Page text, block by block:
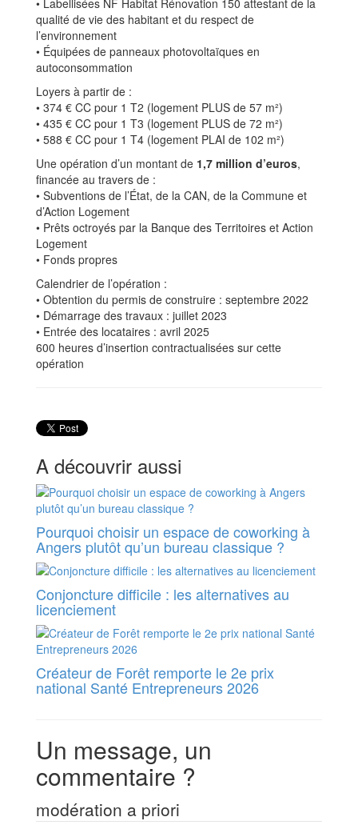
• Labellisées NF Habitat Rénovation 150 attestant de la
qualité de vie des habitant et du respect de
l’environnement
• Équipées de panneaux photovoltaïques en
autoconsommation
Loyers à partir de :
• 374 € CC pour 1 T2 (logement PLUS de 57 m²)
• 435 € CC pour 1 T3 (logement PLUS de 72 m²)
• 588 € CC pour 1 T4 (logement PLAI de 102 m²)
Une opération d’un montant de 1,7 million d’euros,
financée au travers de :
• Subventions de l’État, de la CAN, de la Commune et
d’Action Logement
• Prêts octroyés par la Banque des Territoires et Action
Logement
• Fonds propres
Calendrier de l’opération :
• Obtention du permis de construire : septembre 2022
• Démarrage des travaux : juillet 2023
• Entrée des locataires : avril 2025
600 heures d’insertion contractualisées sur cette
opération
A découvrir aussi
Pourquoi choisir un espace de coworking à
Angers plutôt qu’un bureau classique ?
Conjoncture difficile : les alternatives au
licenciement
Créateur de Forêt remporte le 2e prix
national Santé Entrepreneurs 2026
Un message, un
commentaire ?
modération a priori